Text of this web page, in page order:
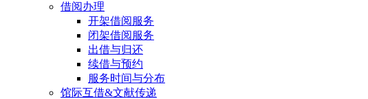
借阅办理
开架借阅服务
闭架借阅服务
出借与归还
续借与预约
服务时间与分布
馆际互借&文献传递